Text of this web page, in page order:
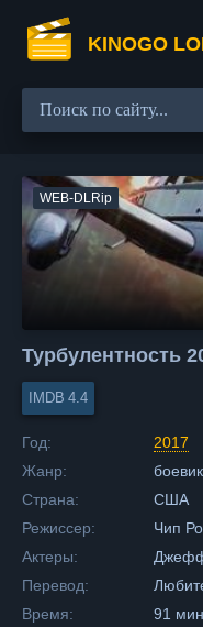
KINOGO
WEB-DLRip
Турбулентность
4.4
Год:
2017
Жанр:
Страна:
США
Режиссер:
Чип
Актеры:
Перевод:
Время:
91 мин.